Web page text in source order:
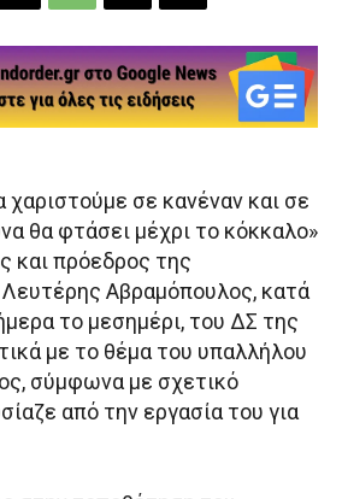
χαριστούμε σε κανέναν και σε
θα φτάσει μέχρι το κόκκαλο»
και πρόεδρος της
Λευτέρης Αβραμόπουλος, κατά
το μεσημέρι, του ΔΣ της
με το θέμα του υπαλλήλου
σύμφωνα με σχετικό
από την εργασία του για